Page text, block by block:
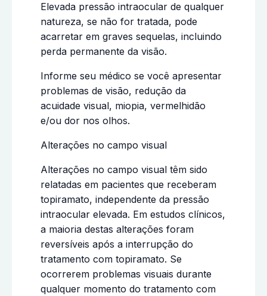
Elevada pressão intraocular de qualquer
natureza, se não for tratada, pode
acarretar em graves sequelas, incluindo
perda permanente da visão.
Informe seu médico se você apresentar
problemas de visão, redução da
acuidade visual, miopia, vermelhidão
e/ou dor nos olhos.
Alterações no campo visual
Alterações no campo visual têm sido
relatadas em pacientes que receberam
topiramato, independente da pressão
intraocular elevada. Em estudos clínicos,
a maioria destas alterações foram
reversíveis após a interrupção do
tratamento com topiramato. Se
ocorrerem problemas visuais durante
qualquer momento do tratamento com